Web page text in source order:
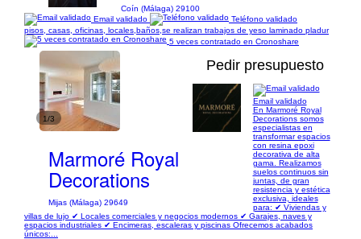
Coín (Málaga) 29100
Email validado
Teléfono validado
pisos, casas, oficinas, locales,baños,se realizan trabajos de yeso laminado pladur
5 veces contratado en Cronoshare
1/3
Pedir presupuesto
Marmoré Royal
Decorations
Mijas (Málaga) 29649
Email validado
En Marmoré Royal
Decorations somos
especialistas en
transformar espacios
con resina epoxi
decorativa de alta
gama. Realizamos
suelos continuos sin
juntas, de gran
resistencia y estética
exclusiva, ideales
para: ✔ Viviendas y
villas de lujo ✔ Locales comerciales y negocios modernos ✔ Garajes, naves y
espacios industriales ✔ Encimeras, escaleras y piscinas Ofrecemos acabados
únicos:...